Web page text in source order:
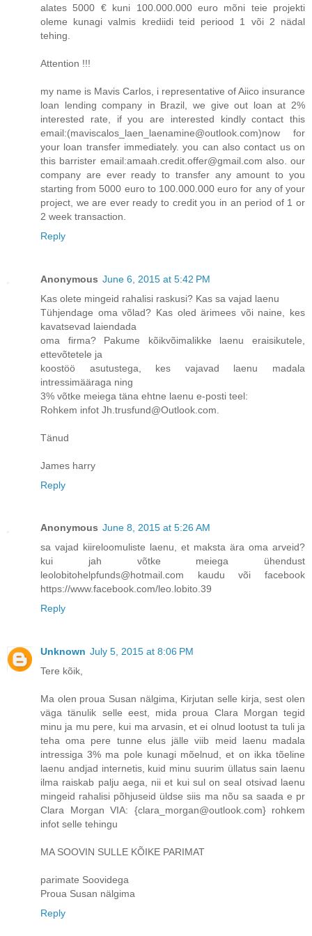
alates 5000 € kuni 100.000.000 euro mõni teie projekti
oleme kunagi valmis krediidi teid periood 1 või 2 nädal
tehing.
Attention !!!
my name is Mavis Carlos, i representative of Aiico insurance
loan lending company in Brazil, we give out loan at 2%
interested rate, if you are interested kindly contact this
email:(maviscalos_laen_laenamine@outlook.com)now for
your loan transfer immediately. you can also contact us on
this barrister email:amaah.credit.offer@gmail.com also. our
company are ever ready to transfer any amount to you
starting from 5000 euro to 100.000.000 euro for any of your
project, we are ever ready to credit you in an period of 1 or
2 week transaction.
Reply
Anonymous June 6, 2015 at 5:42 PM
Kas olete mingeid rahalisi raskusi? Kas sa vajad laenu
Tühjendage oma võlad? Kas oled ärimees või naine, kes
kavatsevad laiendada
oma firma? Pakume kõikvõimalikke laenu eraisikutele,
ettevõtetele ja
koostöö asutustega, kes vajavad laenu madala
intressimääraga ning
3% võtke meiega täna ehtne laenu e-posti teel:
Rohkem infot Jh.trusfund@Outlook.com.
Tänud
James harry
Reply
Anonymous June 8, 2015 at 5:26 AM
sa vajad kiireloomuliste laenu, et maksta ära oma arveid?
kui jah võtke meiega ühendust
leolobitohelpfunds@hotmail.com kaudu või facebook
https://www.facebook.com/leo.lobito.39
Reply
Unknown July 5, 2015 at 8:06 PM
Tere kõik,
Ma olen proua Susan nälgima, Kirjutan selle kirja, sest olen
väga tänulik selle eest, mida proua Clara Morgan tegid
minu ja mu pere, kui ma arvasin, et ei olnud lootust ta tuli ja
teha oma pere tunne elus jälle viib meid laenu madala
intressiga 3% ma pole kunagi mõelnud, et on ikka tõeline
laenu andjad internetis, kuid minu suurim üllatus sain laenu
ilma raiskab palju aega, nii et kui sul on seal otsivad laenu
mingeid rahalisi põhjuseid üldse siis ma nõu sa saada e pr
Clara Morgan VIA: {clara_morgan@outlook.com} rohkem
infot selle tehingu
MA SOOVIN SULLE KÕIKE PARIMAT
parimate Soovidega
Proua Susan nälgima
Reply